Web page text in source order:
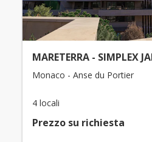
MARETERRA - SIMPLEX
Monaco - Anse du Portier
4 locali
Prezzo su richiesta